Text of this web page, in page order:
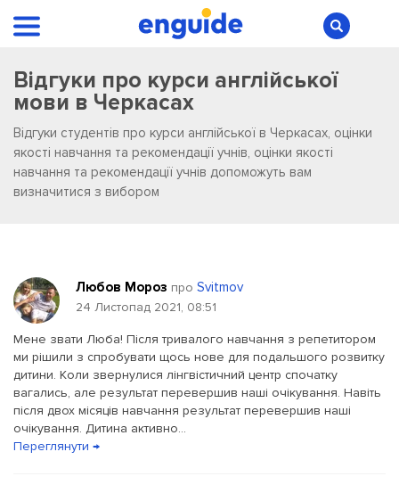
Відгуки про курси англійської
мови в Черкасах
Відгуки студентів про курси англійської в Черкасах, оцінки
якості навчання та рекомендації учнів, оцінки якості
навчання та рекомендації учнів допоможуть вам
визначитися з вибором
Любов Мороз про Svitmov
24 Листопад 2021, 08:51
Мене звати Люба! Після тривалого навчання з репетитором
ми рішили з спробувати щось нове для подальшого розвитку
дитини. Коли звернулися лінгвістичний центр спочатку
вагались, але результат перевершив наші очікування. Навіть
після двох місяців навчання результат перевершив наші
очікування. Дитина активно...
Переглянути →